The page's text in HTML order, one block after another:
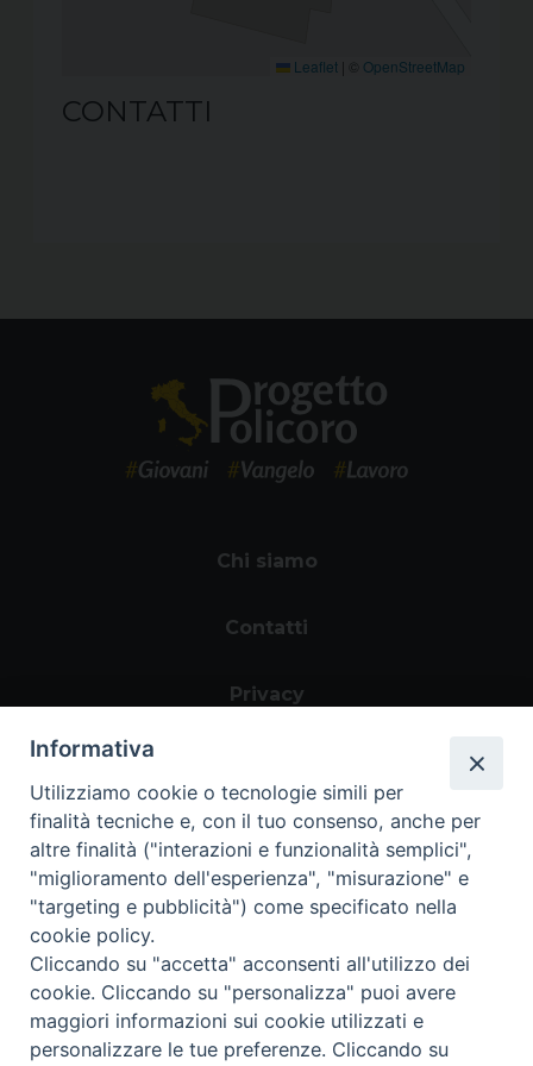
Leaflet | OpenStreetMap
CONTATTI
Chi siamo
Contatti
Privacy
Area riservata
Informativa
Utilizziamo cookie o tecnologie simili per
finalità tecniche e, con il tuo consenso, anche per
altre finalità ("interazioni e funzionalità semplici",
"miglioramento dell'esperienza", "misurazione" e
"targeting e pubblicità") come specificato nella
cookie policy.
Cliccando su "accetta" acconsenti all'utilizzo dei
cookie. Cliccando su "personalizza" puoi avere
maggiori informazioni sui cookie utilizzati e
personalizzare le tue preferenze. Cliccando su